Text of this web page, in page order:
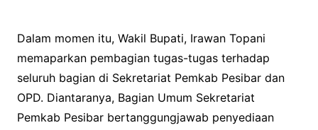
Dalam momen itu, Wakil Bupati, Irawan Topani
memaparkan pembagian tugas-tugas terhadap
seluruh bagian di Sekretariat Pemkab Pesibar dan
OPD. Diantaranya, Bagian Umum Sekretariat
Pemkab Pesibar bertanggungjawab penyediaan